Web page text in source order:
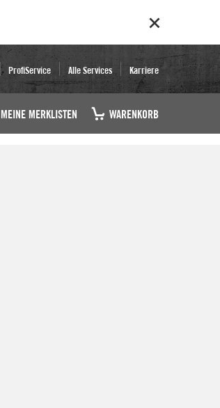
ProfiService Alle Services Karriere
MEINE MERKLISTEN WARENKORB